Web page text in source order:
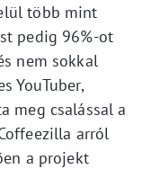
több mint
pedig 96%-ot
nem sokkal
YouTuber,
meg csalással a
arról
a projekt